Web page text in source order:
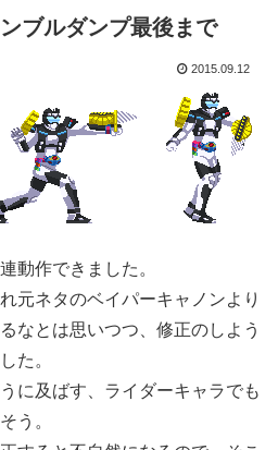
ブルダンプ最後まで
2015.09.12
動作できました。
元ネタのベイパーキャノンより
なとは思いつつ、修正のしよう
た。
に及ばす、ライダーキャラでも
う。